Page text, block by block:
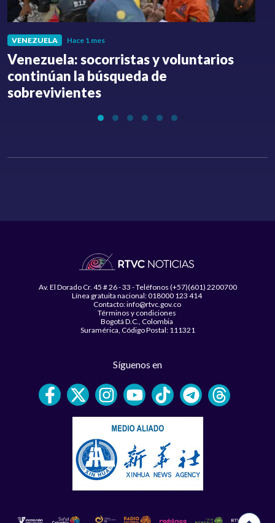
VENEZUELA Hace 1 mes
Venezuela: socorristas y voluntarios
continúan la búsqueda de
sobrevivientes
Av. El Dorado Cr. 45 # 26 - 33 - Teléfonos (+57)(601) 2200700
Línea gratuita nacional: 018000 123 414
Contacto: info@rtvc.gov.co
Términos y condiciones
Bogotá D.C., Colombia
Suramérica, Código Postal: 111321
Síguenos en